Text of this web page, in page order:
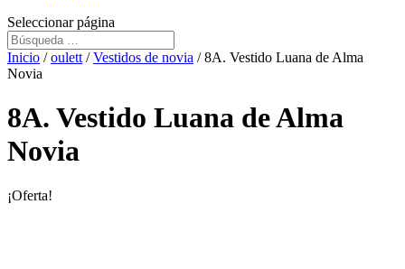
Seleccionar página
Inicio /oulett /Vestidos de novia / 8A. Vestido Luana de Alma
Novia
8A. Vestido Luana de Alma
Novia
¡Oferta!